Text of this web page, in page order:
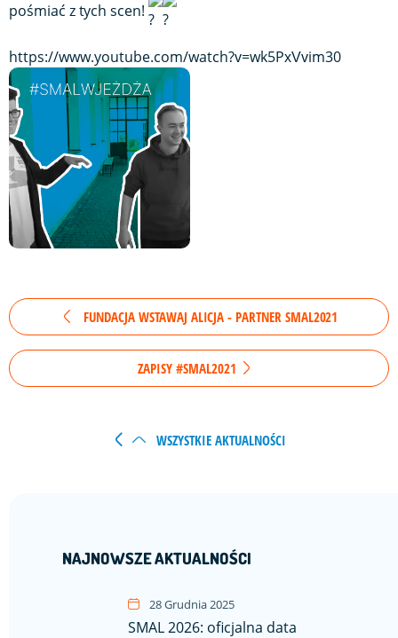
pośmiać z tych scen!
https://www.youtube.com/watch?v=wk5PxVvim30
FUNDACJA WSTAWAJ ALICJA - PARTNER SMAL2021
ZAPISY #SMAL2021
WSZYSTKIE AKTUALNOŚCI
NAJNOWSZE AKTUALNOŚCI
28 Grudnia 2025
SMAL 2026: oficjalna data